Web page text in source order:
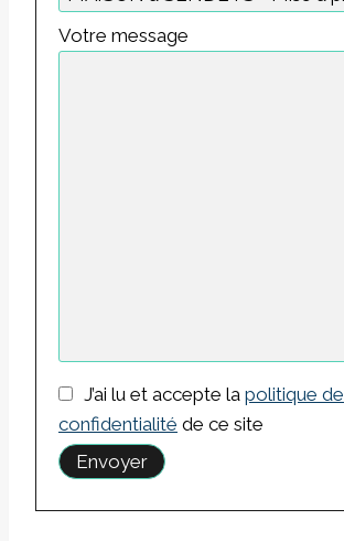
Votre message
J’ai lu et accepte la politique de
confidentialité de ce site